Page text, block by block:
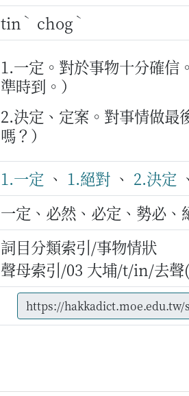
tin ˋ chog ˋ
1.一定。對於事物十分確信。
準時到。）
2.決定、定案。對事情做最
嗎？）
1.一定 、 1.絕對 、 2.決定
一定、必然、必定、勢必
詞目分類索引/事物情狀
聲母索引/03 大埔/t/in/去